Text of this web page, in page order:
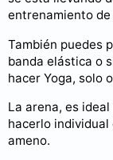
entrenamiento
También puedes
banda elástica o
hacer Yoga, solo
La arena, es
hacerlo
ameno.